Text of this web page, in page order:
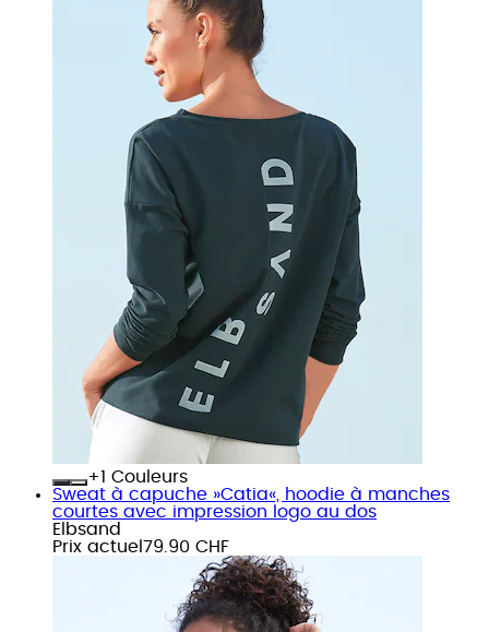
+
Couleurs
Sweat à capuche »Catia«, hoodie à manches
courtes avec impression logo au dos
Elbsand
Prix actuel 79.90 CHF